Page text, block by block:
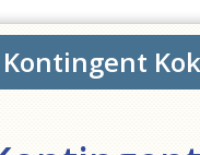
Kontingent